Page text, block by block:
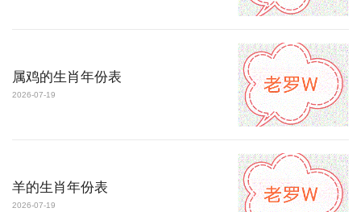
属鸡的生肖年份表
2026-07-19
羊的生肖年份表
2026-07-19